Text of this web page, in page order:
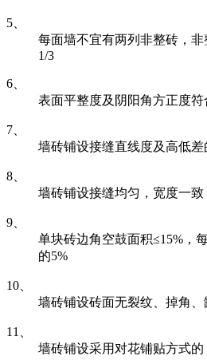
5、
每面墙不宜有两列非整砖，
1/3
6、
表面平整度及阴阳角方正度符
7、
墙砖铺设接缝直线度及高低
8、
墙砖铺设接缝均匀，宽度一致
9、
单块砖边角空鼓面积≤15%，
的5%
10、
墙砖铺设砖面无裂纹、掉角、
11、
墙砖铺设采用对花铺贴方式